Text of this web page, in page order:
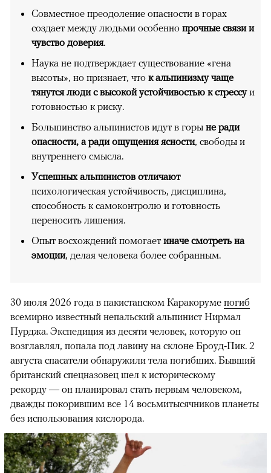
Совместное преодоление опасности в горах
создает между людьми особенно прочные связи и
чувство доверия.
Наука не подтверждает существование «гена
высоты», но признает, что к альпинизму чаще
тянутся люди с высокой устойчивостью к стрессуи
готовностью к риску.
Большинство альпинистов идут в горы не ради
опасности, а ради ощущения ясности, свободы и
внутреннего смысла.
Успешных альпинистов отличают
психологическая устойчивость, дисциплина,
способность к самоконтролю и готовность
переносить лишения.
Опыт восхождений помогает иначе смотреть на
эмоции, делая человека более собранным.
30 июля 2026 года в пакистанском Каракоруме погиб
всемирно известный непальский альпинист Нирмал
Пурджа. Экспедиция из десяти человек, которую он
возглавлял, попала под лавину на склоне Броуд-Пик. 2
августа спасатели обнаружили тела погибших. Бывший
британский спецназовец шел к историческому
рекорду — он планировал стать первым человеком,
дважды покорившим все 14 восьмитысячников планеты
без использования кислорода.